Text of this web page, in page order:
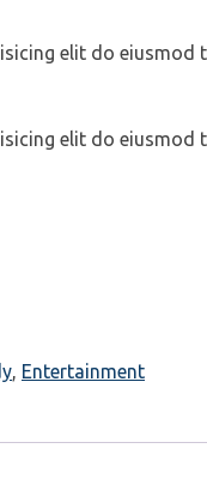
elit do
elit do
, Entertainment